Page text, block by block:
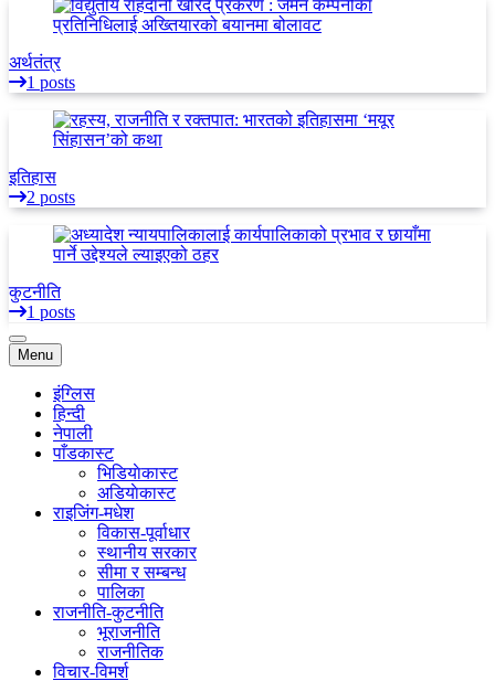
अर्थतंत्र
1 posts
इतिहास
2 posts
कुटनीति
1 posts
Menu
इंग्लिस
हिन्दी
नेपाली
पाँडकास्ट
भिडियाेकास्ट
अडियाेकास्ट
राइजिंग-मधेश
विकास-पूर्वाधार
स्थानीय सरकार
सीमा र सम्बन्ध
पालिका
राजनीति-कुटनीति
भूराजनीति
राजनीतिक
विचार-विमर्श